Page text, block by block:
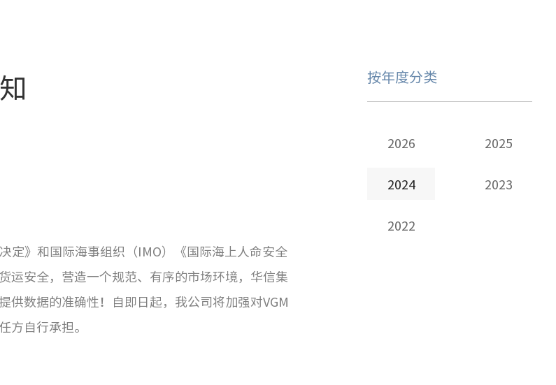
定》和国际海事组织（IMO）《国际海上人命安全
运安全，营造一个规范、有序的市场环境，华信集
数据的准确性！自即日起，我公司将加强对VGM
方自行承担。
按年度分类
2026 2025
2024 2023
2022